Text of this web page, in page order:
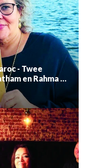
- Twee
en Rahma el